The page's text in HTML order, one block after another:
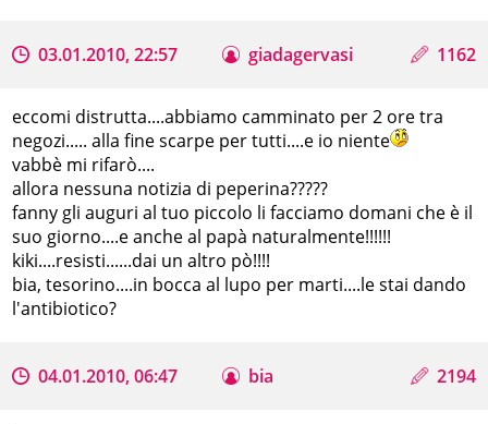
03.01.2010, 22:57 giadagervasi 1162
eccomi distrutta....abbiamo camminato per 2 ore tra
negozi..... alla fine scarpe per tutti....e io niente
vabbè mi rifarò....
allora nessuna notizia di peperina?????
fanny gli auguri al tuo piccolo li facciamo domani che è il
suo giorno....e anche al papà naturalmente!!!!!!
kiki....resisti......dai un altro pò!!!!
bia, tesorino....in bocca al lupo per marti....le stai dando
l'antibiotico?
04.01.2010, 06:47 bia 2194